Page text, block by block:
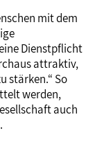
mit dem
Dienstpflicht
attraktiv,
stärken.“ So
werden,
auch